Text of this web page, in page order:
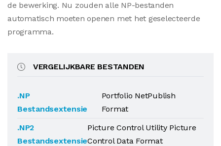
de bewerking. Nu zouden alle NP-bestanden
automatisch moeten openen met het geselecteerde
programma.
VERGELIJKBARE BESTANDEN
.NP
Bestandsextensie
Portfolio NetPublish
Format
.NP2
Bestandsextensie
Picture Control Utility Picture
Control Data Format